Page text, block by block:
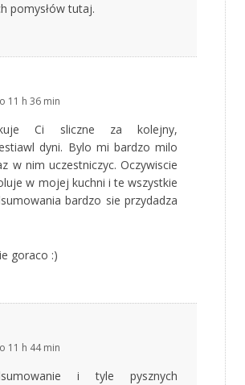
pomysłów tutaj.
11 h 36 min
Ci sliczne za kolejny,
dyni. Bylo mi bardzo milo
w nim uczestniczyc. Oczywiscie
w mojej kuchni i te wszystkie
bardzo sie przydadza
goraco :)
11 h 44 min
i tyle pysznych